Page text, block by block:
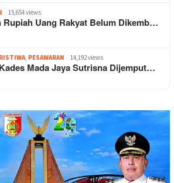
15,654 views
Rupiah Uang Rakyat Belum Dikemb…
, PESAWARAN 14,192 views
Mada Jaya Sutrisna Dijemput…